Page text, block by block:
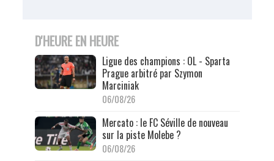
D'HEURE EN HEURE
Ligue des champions : OL - Sparta
Prague arbitré par Szymon
Marciniak
06/08/26
Mercato : le FC Séville de nouveau
sur la piste Molebe ?
06/08/26